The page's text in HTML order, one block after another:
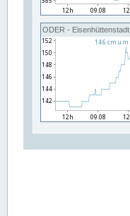
ODER - Eisenhüttenstadt